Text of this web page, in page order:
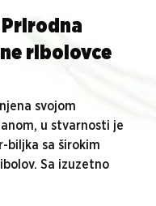
Prirodna
ribolovce
svojom
u stvarnosti je
biljka sa širokim
Sa izuzetno